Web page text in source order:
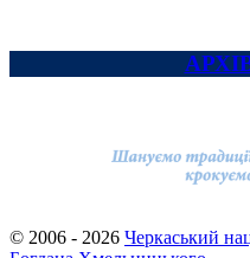
© 2006 - 2026 Черкаський